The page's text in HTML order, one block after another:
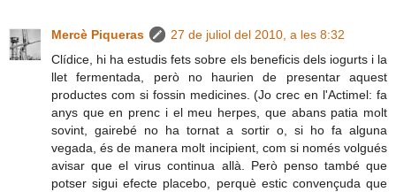
Mercè Piqueras
27 de juliol del 2010, a les 8:32
Clídice, hi ha estudis fets sobre els beneficis dels iogurts i la
llet fermentada, però no haurien de presentar aquest
productes com si fossin medicines. (Jo crec en l'Actimel: fa
anys que en prenc i el meu herpes, que abans patia molt
sovint, gairebé no ha tornat a sortir o, si ho fa alguna
vegada, és de manera molt incipient, com si només volgués
avisar que el virus continua allà. Però penso també que
potser sigui efecte placebo, perquè estic convençuda que